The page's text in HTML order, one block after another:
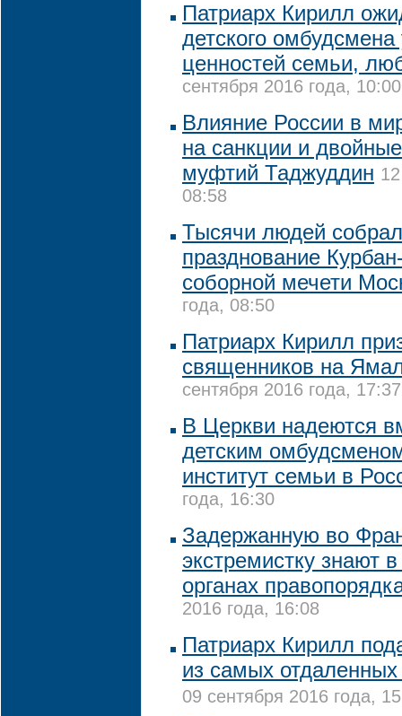
Патриарх Кирилл
детского
ценностей семьи,
сентября 2016 года, 10:00
Влияние России в
на санкции и
муфтий Таджуддин
08:58
Тысячи людей
празднование
соборной мечети
года, 08:50
Патриарх Кирилл
священников на
сентября 2016 года, 17:37
В Церкви надеются
детским
институт семьи в
года, 16:30
Задержанную во
экстремистку знают
органах
2016 года, 16:08
Патриарх Кирилл
из самых
09 сентября 2016 года,